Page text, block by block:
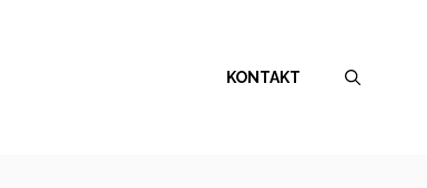
KONTAKT